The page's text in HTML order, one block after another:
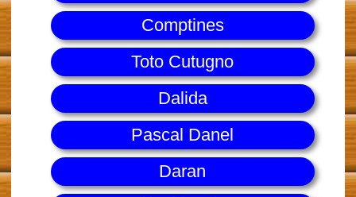
Comptines
Toto Cutugno
Dalida
Pascal Danel
Daran